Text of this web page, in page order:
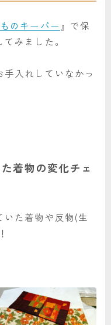
のキーパー 』で保
みました。
入れしていなかっ
着物の変化チェ
いた着物や反物(生